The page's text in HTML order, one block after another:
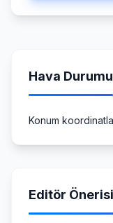
Hava Durumu
Konum
Editör Önerisi